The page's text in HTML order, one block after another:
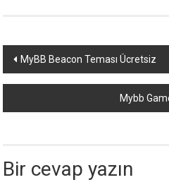
Yazı
dolaşımı
MyBB Beacon Teması Ücretsiz
Mybb
Bir cevap yazın